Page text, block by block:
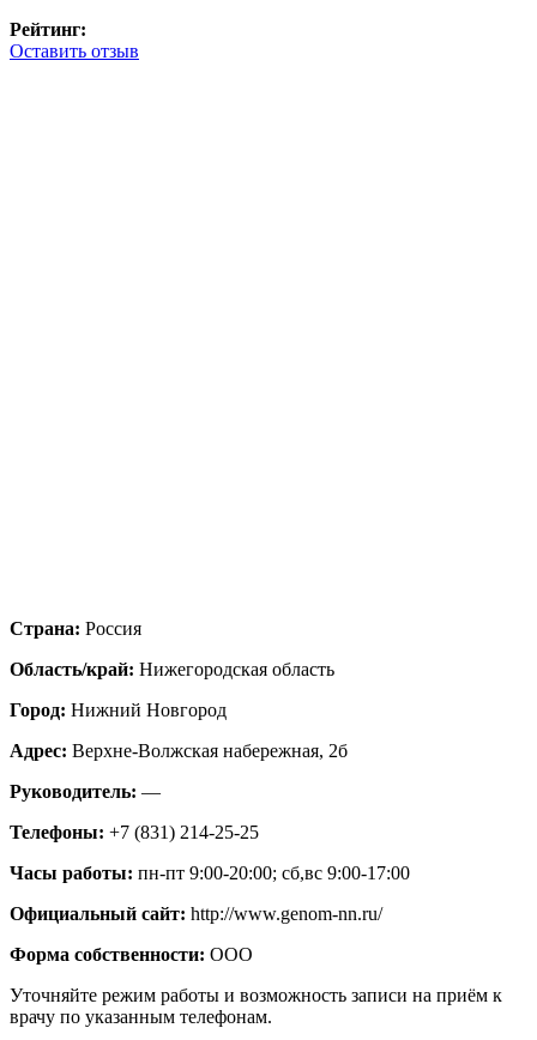
Рейтинг:
Оставить отзыв
Страна: Россия
Область/край: Нижегородская область
Город: Нижний Новгород
Адрес: Верхне-Волжская набережная, 2б
Руководитель: —
Телефоны: +7 (831) 214-25-25
Часы работы: пн-пт 9:00-20:00; сб,вс 9:00-17:00
Официальный сайт: http://www.genom-nn.ru/
Форма собственности: ООО
Уточняйте режим работы и возможность записи на приём к
врачу по указанным телефонам.